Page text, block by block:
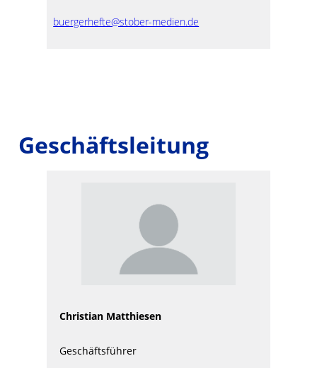
buergerhefte@stober-medien.de
Geschäftsleitung
Christian Matthiesen
Geschäftsführer